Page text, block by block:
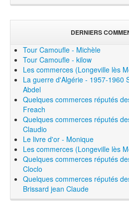
DERNIERS
Tour Camoufle - Michèle
Tour Camoufle - kilow
Les commerces (Longeville lès
La guerre d'Algérie - 1957-1960
Abdel
Quelques commerces réputés
Freach
Quelques commerces réputés
Claudio
Le livre d'or - Monique
Les commerces (Longeville lès
Quelques commerces réputés
Cloclo
Quelques commerces réputés
Brissard jean Claude